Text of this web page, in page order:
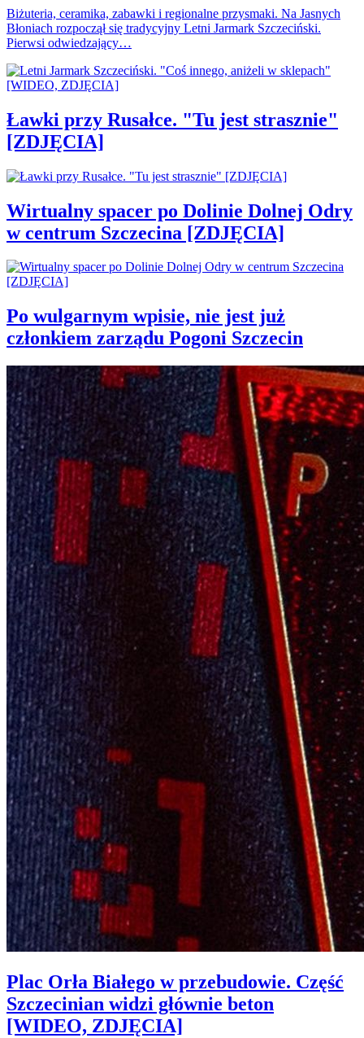
Biżuteria, ceramika, zabawki i regionalne przysmaki. Na Jasnych
Błoniach rozpoczął się tradycyjny Letni Jarmark Szczeciński.
Pierwsi odwiedzający…
Ławki przy Rusałce. "Tu jest strasznie"
[ZDJĘCIA]
Wirtualny spacer po Dolinie Dolnej Odry
w centrum Szczecina [ZDJĘCIA]
Po wulgarnym wpisie, nie jest już
członkiem zarządu Pogoni Szczecin
Plac Orła Białego w przebudowie. Część
Szczecinian widzi głównie beton
[WIDEO, ZDJĘCIA]